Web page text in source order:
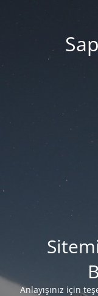
Anlayışınız için